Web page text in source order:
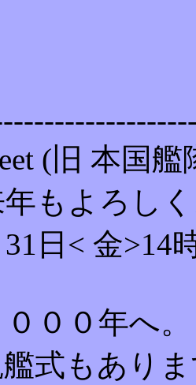
(旧 本国
もよろし
日< 金>14
００年へ。
式もあり